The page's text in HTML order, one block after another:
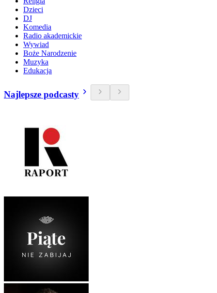
Dzieci
DJ
Komedia
Radio akademickie
Wywiad
Boże Narodzenie
Muzyka
Edukacja
Najlepsze podcasty